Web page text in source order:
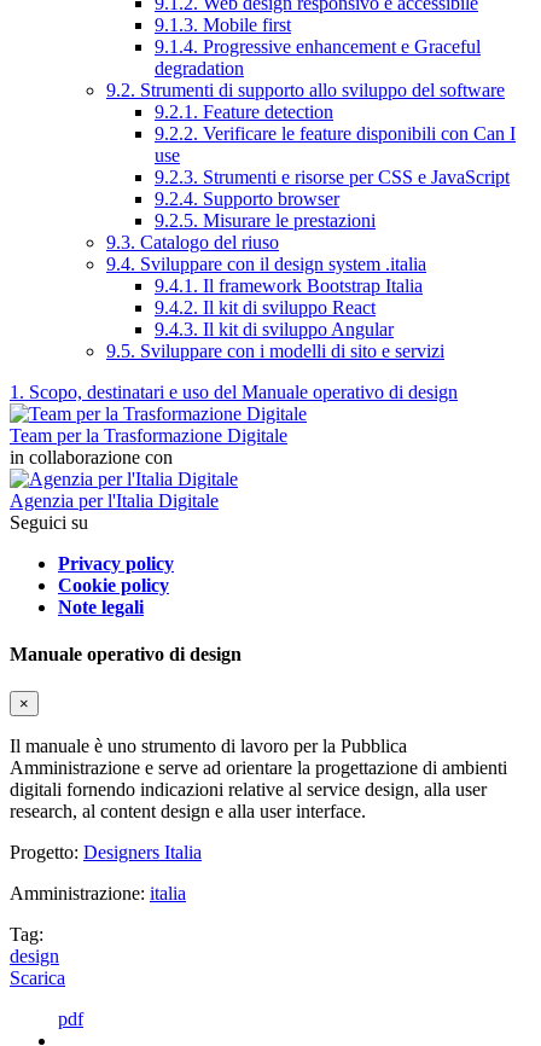
9.1.3. Mobile first
9.1.4. Progressive enhancement e Graceful
degradation
9.2. Strumenti di supporto allo sviluppo del software
9.2.1. Feature detection
9.2.2. Verificare le feature disponibili con Can I
use
9.2.3. Strumenti e risorse per CSS e JavaScript
9.2.4. Supporto browser
9.2.5. Misurare le prestazioni
9.3. Catalogo del riuso
9.4. Sviluppare con il design system .italia
9.4.1. Il framework Bootstrap Italia
9.4.2. Il kit di sviluppo React
9.4.3. Il kit di sviluppo Angular
9.5. Sviluppare con i modelli di sito e servizi
1. Scopo, destinatari e uso del Manuale operativo di design
Team per la Trasformazione Digitale
in collaborazione con
Agenzia per l'Italia Digitale
Seguici su
Privacy policy
Cookie policy
Note legali
Manuale operativo di design
×
Il manuale è uno strumento di lavoro per la Pubblica
Amministrazione e serve ad orientare la progettazione di ambienti
digitali fornendo indicazioni relative al service design, alla user
research, al content design e alla user interface.
Progetto: Designers Italia
Amministrazione: italia
Tag:
design
Scarica
pdf